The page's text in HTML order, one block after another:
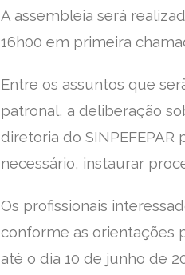
A assembleia será
16h00 em primeira
Entre os assuntos que
patronal, a deliberação
diretoria do SINPEFEPAR
necessário, instaurar
Os profissionais
conforme as orientações
até o dia 10 de junho de